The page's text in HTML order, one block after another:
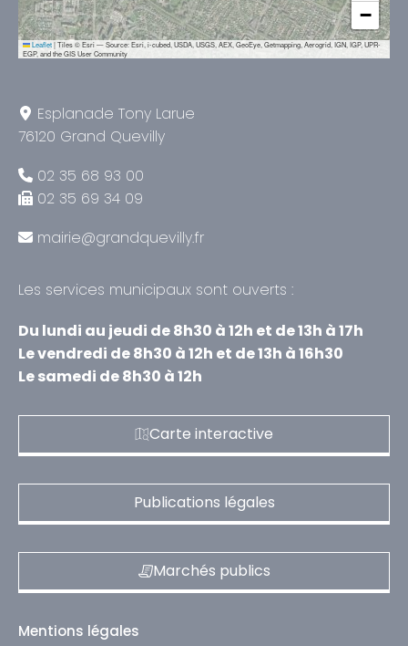
−
Leaflet |Tiles © Esri — Source: Esri, i-cubed, USDA, USGS, AEX, GeoEye, Getmapping, Aerogrid, IGN, IGP, UPR-
EGP, and the GIS User Community
Esplanade Tony Larue
76120 Grand Quevilly
02 35 68 93 00
02 35 69 34 09
mairie@grandquevilly.fr
Les services municipaux sont ouverts :
Du lundi au jeudi de 8h30 à 12h et de 13h à 17h
Le vendredi de 8h30 à 12h et de 13h à 16h30
Le samedi de 8h30 à 12h
Carte interactive
Publications légales
Marchés publics
Mentions légales